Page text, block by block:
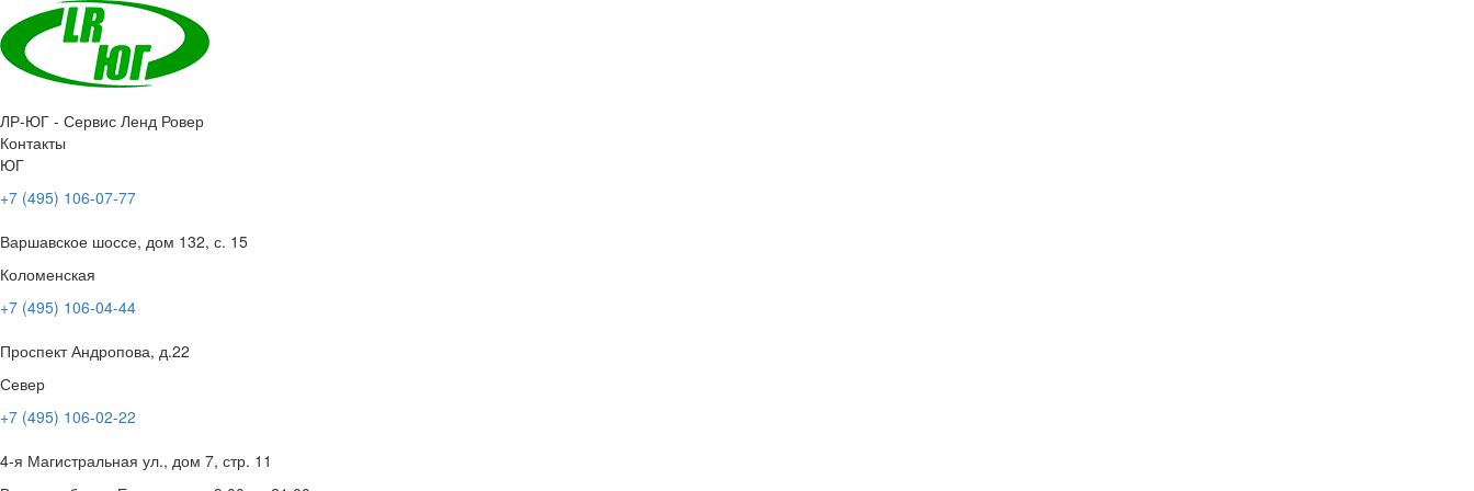
ЛР-ЮГ - Сервис Ленд Ровер
Контакты
ЮГ
+7 (495) 106-07-77
Варшавское шоссе, дом 132, с. 15
Коломенская
+7 (495) 106-04-44
Проспект Андропова, д.22
Север
+7 (495) 106-02-22
4-я Магистральная ул., дом 7, стр. 11